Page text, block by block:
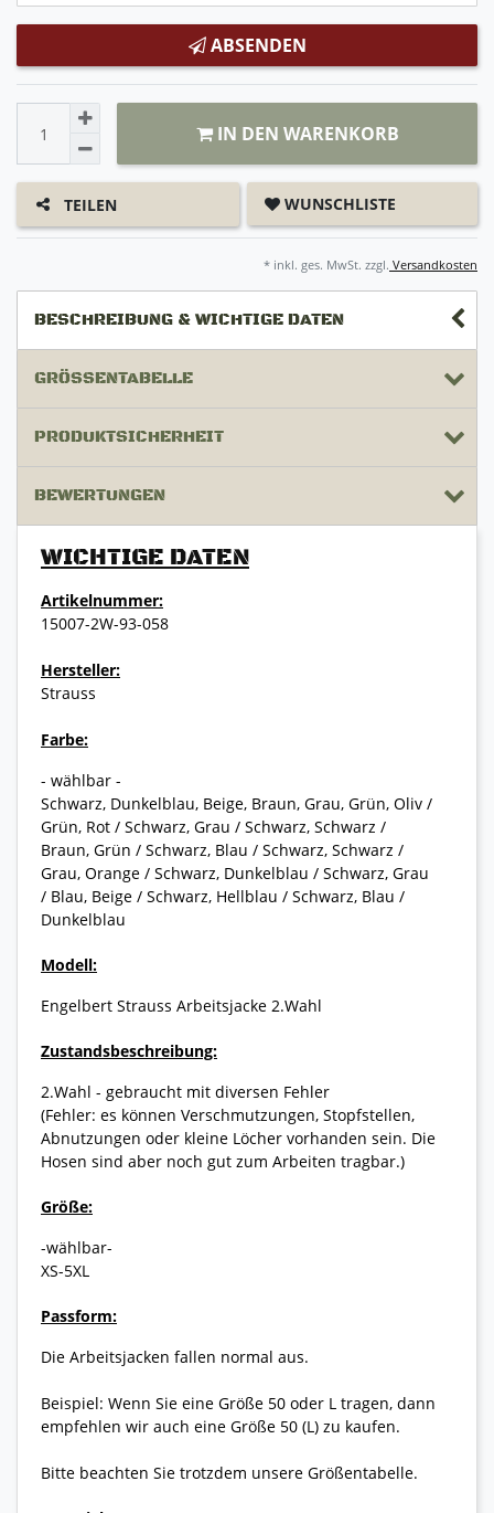
ABSENDEN
IN DEN WARENKORB
TEILEN WUNSCHLISTE
* inkl. ges. MwSt. zzgl. Versandkosten
BESCHREIBUNG & WICHTIGE DATEN
GRÖSSENTABELLE
PRODUKTSICHERHEIT
BEWERTUNGEN
WICHTIGE DATEN
Artikelnummer:
15007-2W-93-058
Hersteller:
Strauss
Farbe:
- wählbar -
Schwarz, Dunkelblau, Beige, Braun, Grau, Grün, Oliv /
Grün, Rot / Schwarz, Grau / Schwarz, Schwarz /
Braun, Grün / Schwarz, Blau / Schwarz, Schwarz /
Grau, Orange / Schwarz, Dunkelblau / Schwarz, Grau
/ Blau, Beige / Schwarz, Hellblau / Schwarz, Blau /
Dunkelblau
Modell:
Engelbert Strauss Arbeitsjacke 2.Wahl
Zustandsbeschreibung:
2.Wahl - gebraucht mit diversen Fehler
(Fehler: es können Verschmutzungen, Stopfstellen,
Abnutzungen oder kleine Löcher vorhanden sein. Die
Hosen sind aber noch gut zum Arbeiten tragbar.)
Größe:
-wählbar-
XS-5XL
Passform:
Die Arbeitsjacken fallen normal aus.
Beispiel: Wenn Sie eine Größe 50 oder L tragen, dann
empfehlen wir auch eine Größe 50 (L) zu kaufen.
Bitte beachten Sie trotzdem unsere Größentabelle.